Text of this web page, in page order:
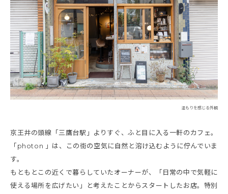
温もりを感じる外観
京王井の頭線「三鷹台駅」よりすぐ、ふと目に入る一軒のカフェ。
「photon 」は、この街の空気に自然と溶け込むように佇んでいま
す。
もともとこの近くで暮らしていたオーナーが、「日常の中で気軽に
使える場所を広げたい」と考えたことからスタートしたお店。特別